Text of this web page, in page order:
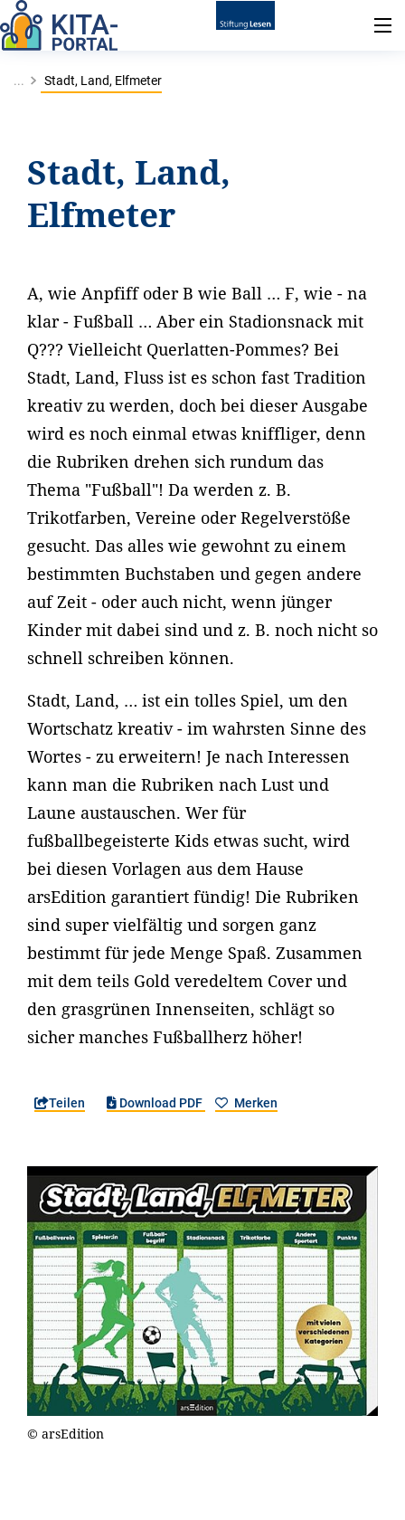
... Stadt, Land, Elfmeter
Stadt, Land,
Elfmeter
A, wie Anpfiff oder B wie Ball … F, wie - na
klar - Fußball … Aber ein Stadionsnack mit
Q??? Vielleicht Querlatten-Pommes? Bei
Stadt, Land, Fluss ist es schon fast Tradition
kreativ zu werden, doch bei dieser Ausgabe
wird es noch einmal etwas kniffliger, denn
die Rubriken drehen sich rundum das
Thema "Fußball"! Da werden z. B.
Trikotfarben, Vereine oder Regelverstöße
gesucht. Das alles wie gewohnt zu einem
bestimmten Buchstaben und gegen andere
auf Zeit - oder auch nicht, wenn jünger
Kinder mit dabei sind und z. B. noch nicht so
schnell schreiben können.
Stadt, Land, … ist ein tolles Spiel, um den
Wortschatz kreativ - im wahrsten Sinne des
Wortes - zu erweitern! Je nach Interessen
kann man die Rubriken nach Lust und
Laune austauschen. Wer für
fußballbegeisterte Kids etwas sucht, wird
bei diesen Vorlagen aus dem Hause
arsEdition garantiert fündig! Die Rubriken
sind super vielfältig und sorgen ganz
bestimmt für jede Menge Spaß. Zusammen
mit dem teils Gold veredeltem Cover und
den grasgrünen Innenseiten, schlägt so
sicher manches Fußballherz höher!
Teilen Download PDF Merken
© arsEdition